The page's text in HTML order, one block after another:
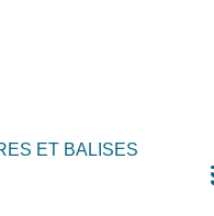
ET BALISES